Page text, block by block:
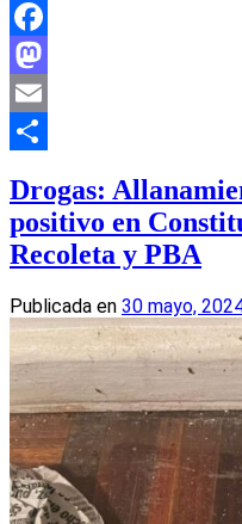
Facebook
Mastodon
Email
Drogas:
positivo en
Recoleta y PBA
Publicada en 30 mayo,